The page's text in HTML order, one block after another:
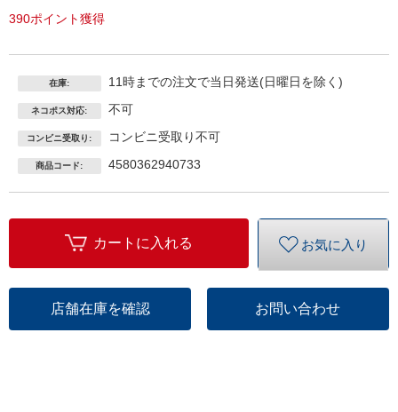
390ポイント獲得
在庫: 11時までの注文で当日発送(日曜日を除く)
ネコポス対応: 不可
コンビニ受取り: コンビニ受取り不可
商品コード: 4580362940733
カートに入れる お気に入り
店舗在庫を確認 お問い合わせ